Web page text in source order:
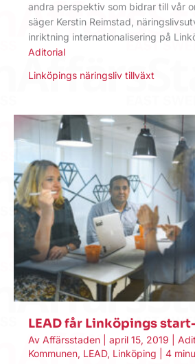
andra perspektiv som bidrar till vår
säger Kerstin Reimstad,
inriktning internationalisering på
Aditorial
Linköpings näringsliv tillväxt
LEAD får Linköpings
Av Affärsstaden april 15, 2019
Kommunen, LEAD, Linköping 4